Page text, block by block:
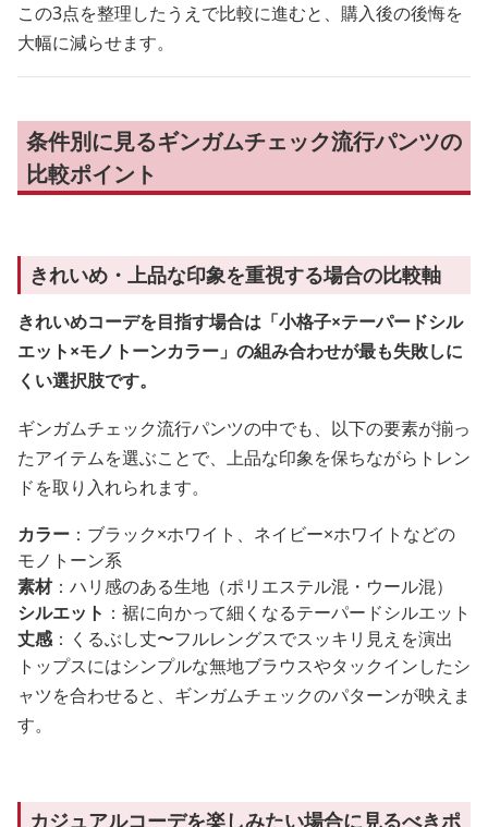
この3点を整理したうえで比較に進むと、購入後の後悔を
大幅に減らせます。
条件別に見るギンガムチェック流行パンツの
比較ポイント
きれいめ・上品な印象を重視する場合の比較軸
きれいめコーデを目指す場合は「小格子×テーパードシル
エット×モノトーンカラー」の組み合わせが最も失敗しに
くい選択肢です。
ギンガムチェック流行パンツの中でも、以下の要素が揃っ
たアイテムを選ぶことで、上品な印象を保ちながらトレン
ドを取り入れられます。
カラー ：ブラック×ホワイト、ネイビー×ホワイトなどの
モノトーン系
素材：ハリ感のある生地（ポリエステル混・ウール混）
シルエット ：裾に向かって細くなるテーパードシルエット
丈感：くるぶし丈〜フルレングスでスッキリ見えを演出
トップスにはシンプルな無地ブラウスやタックインしたシ
ャツを合わせると、ギンガムチェックのパターンが映えま
す。
カジュアルコーデを楽しみたい場合に見るべきポ